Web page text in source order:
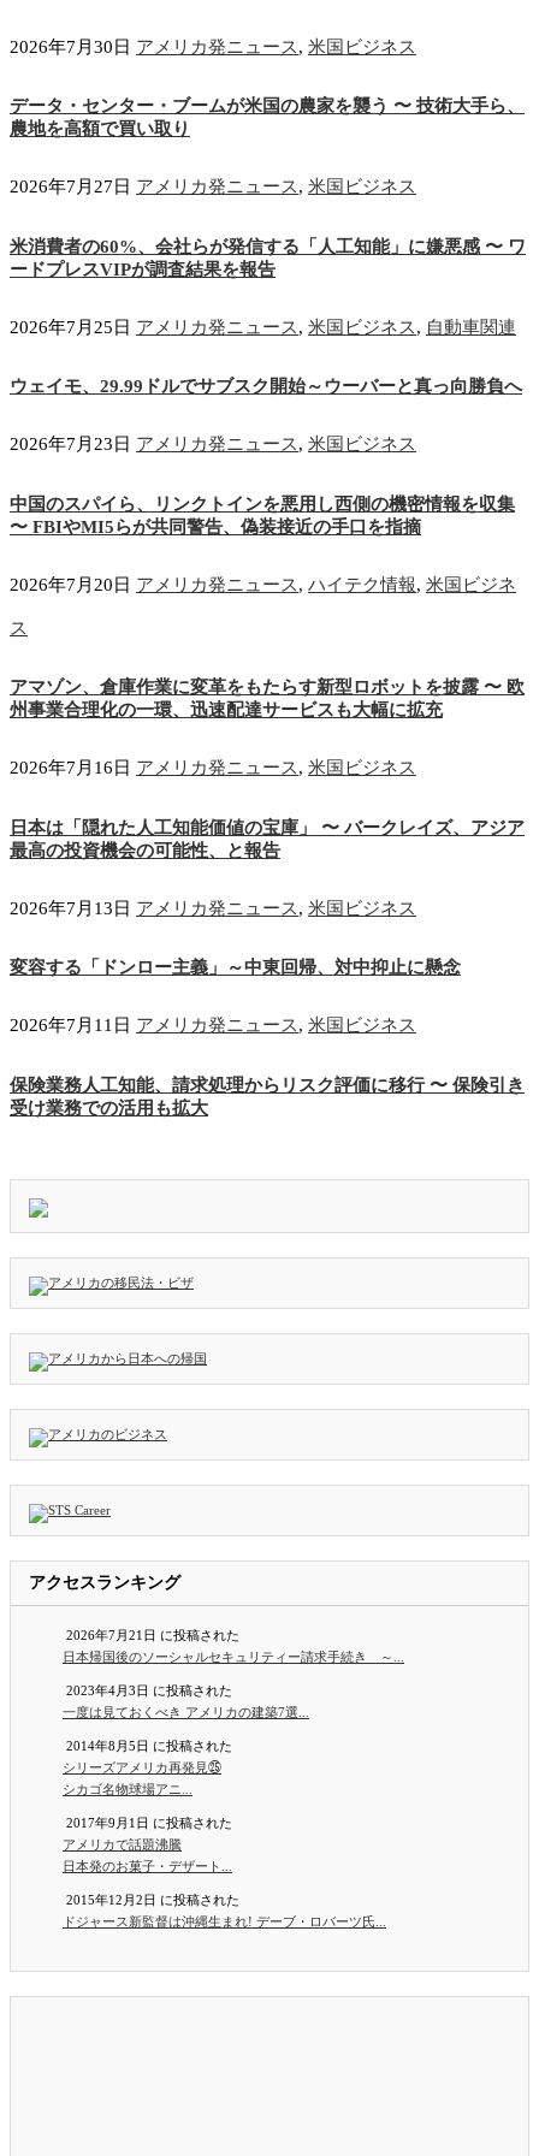
2026年7月30日 アメリカ発ニュース, 米国ビジネス
データ・センター・ブームが米国の農家を襲う 〜 技術大手ら、
農地を高額で買い取り
2026年7月27日 アメリカ発ニュース, 米国ビジネス
米消費者の60%、会社らが発信する「人工知能」に嫌悪感 〜 ワ
ードプレスVIPが調査結果を報告
2026年7月25日 アメリカ発ニュース, 米国ビジネス, 自動車関連
ウェイモ、29.99ドルでサブスク開始～ウーバーと真っ向勝負へ
2026年7月23日 アメリカ発ニュース, 米国ビジネス
中国のスパイら、リンクトインを悪用し西側の機密情報を収集
〜 FBIやMI5らが共同警告、偽装接近の手口を指摘
2026年7月20日 アメリカ発ニュース, ハイテク情報, 米国ビジネ
ス
アマゾン、倉庫作業に変革をもたらす新型ロボットを披露 〜 欧
州事業合理化の一環、迅速配達サービスも大幅に拡充
2026年7月16日 アメリカ発ニュース, 米国ビジネス
日本は「隠れた人工知能価値の宝庫」 〜 バークレイズ、アジア
最高の投資機会の可能性、と報告
2026年7月13日 アメリカ発ニュース, 米国ビジネス
変容する「ドンロー主義」～中東回帰、対中抑止に懸念
2026年7月11日 アメリカ発ニュース, 米国ビジネス
保険業務人工知能、請求処理からリスク評価に移行 〜 保険引き
受け業務での活用も拡大
アクセスランキング
2026年7月21日 に投稿された
日本帰国後のソーシャルセキュリティー請求手続き ～...
2023年4月3日 に投稿された
一度は見ておくべき アメリカの建築7選...
2014年8月5日 に投稿された
シリーズアメリカ再発見㉕
シカゴ名物球場アニ...
2017年9月1日 に投稿された
アメリカで話題沸騰
日本発のお菓子・デザート...
2015年12月2日 に投稿された
ドジャース新監督は沖縄生まれ! デーブ・ロバーツ氏...